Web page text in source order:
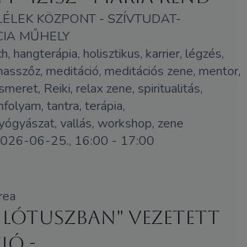
KÖZPONT - SZÍVTUDAT-
MŰHELY
hangterápia, holisztikus, karrier, légzés,
meditáció, meditációs zene, mentor,
Reiki, relax zene, spiritualitás,
tantra, terápia,
vallás, workshop, zene
06-25., 16:00 - 17:00
Lótuszban" vezetett